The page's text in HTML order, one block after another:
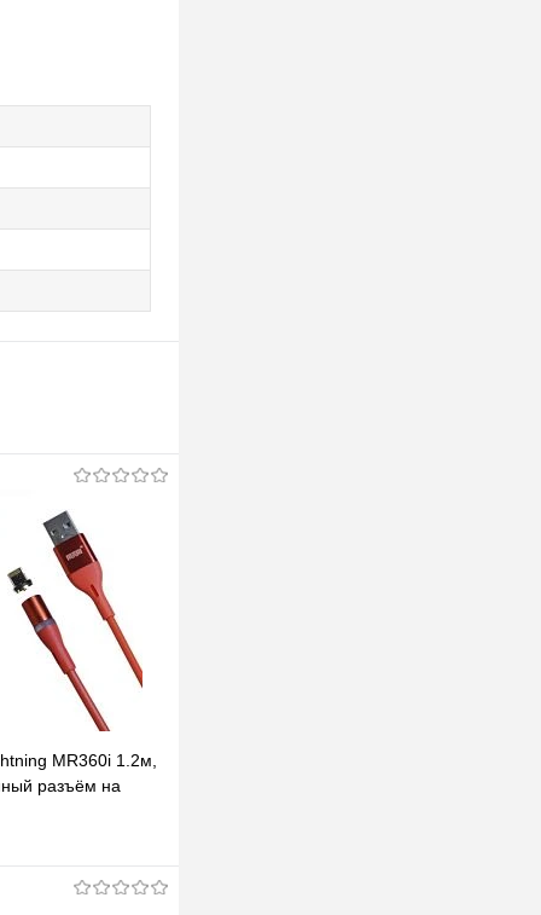
MR360i 1.2м,
разъём на